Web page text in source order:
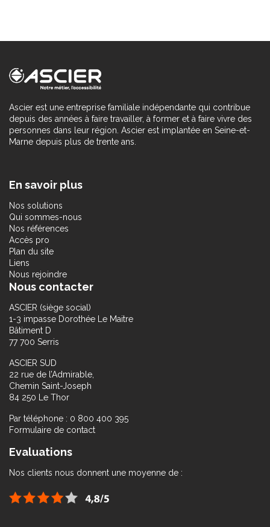
Ascier est une entreprise familiale indépendante qui contribue
depuis des années à faire travailler, à former et à faire vivre des
personnes dans leur région. Ascier est implantée en Seine-et-
Marne depuis plus de trente ans.
En savoir plus
Nos solutions
Qui sommes-nous
Nos références
Accès pro
Plan du site
Liens
Nous rejoindre
Nous contacter
ASCIER (siège social)
1-3 impasse Dorothée Le Maitre
Bâtiment D
77 700 Serris
ASCIER SUD
22 rue de l’Admirable,
Chemin Saint-Joseph
84 250 Le Thor
Par téléphone : 0 800 400 395
Formulaire de contact
Evaluations
Nos clients nous donnent une moyenne de :